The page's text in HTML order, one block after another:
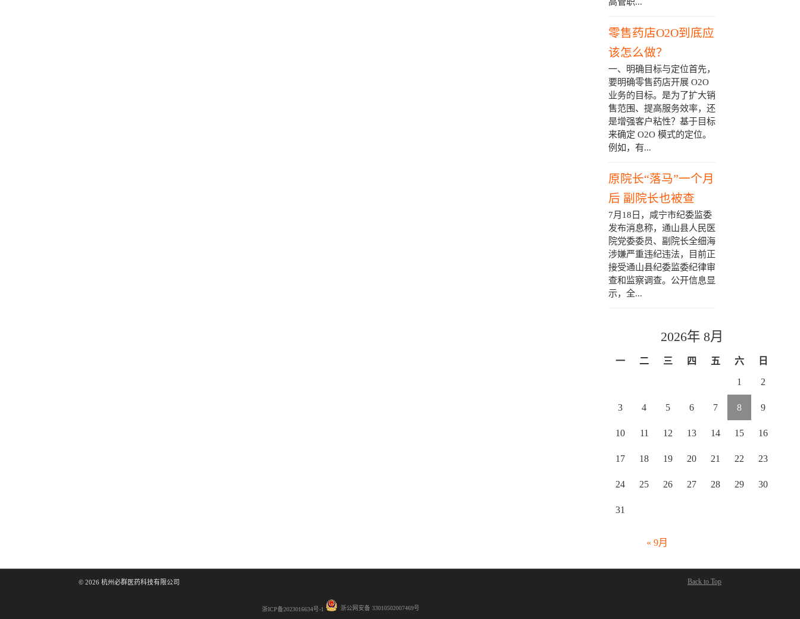
零售药店O2O到底应
该怎么做？
一、明确目标与定位首先，
要明确零售药店开展 O2O
业务的目标。是为了扩大销
售范围、提高服务效率，还
是增强客户粘性？基于目标
来确定 O2O 模式的定位。
例如，有...
原院长“落马”一个月
后 副院长也被查
7月18日，咸宁市纪委监委
发布消息称，通山县人民医
院党委委员、副院长全细海
涉嫌严重违纪违法，目前正
接受通山县纪委监委纪律审
查和监察调查。公开信息显
示，全...
2026年 8月
一 二 三 四 五 六 日
1 2
3 4 5 6 7 8 9
10 11 12 13 14 15 16
17 18 19 20 21 22 23
24 25 26 27 28 29 30
31
« 9月
© 2026 杭州必群医药科技有限公司
浙ICP备2023016634号-1 浙公网安备 33010502007469号
Back to Top